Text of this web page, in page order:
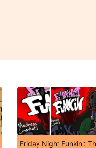
Friday Night Funkin':